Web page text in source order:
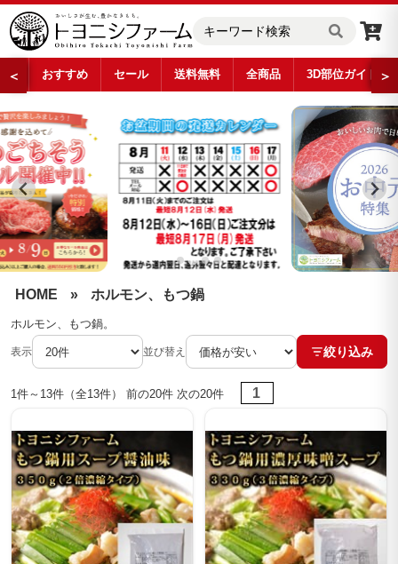
＜ おすすめ セール 送料無料 全商品 3D部位ガイド ＞
ホルモン、もつ鍋
HOME » ホルモン、もつ鍋
ホルモン、もつ鍋。
表示 並び替え 絞り込み
1件～13件（全13件） 前の20件 次の20件 1